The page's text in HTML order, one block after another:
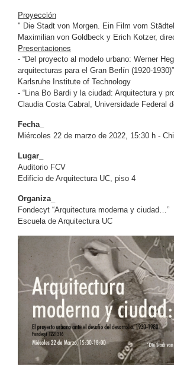
Proyección
" Die Stadt von Morgen. Ein Film vom
Maximilian von Goldbeck y Erich Kotzer,
Presentaciones
- “Del proyecto al modelo urbano: Werner
arquitecturas para el Gran Berlín (1920-
Karlsruhe Institute of Technology
- “Lina Bo Bardi y la ciudad: Arquitectura y
Claudia Costa Cabral, Universidade Federal
Fecha_
Miércoles 22 de marzo de 2022, 15:30 h -
Lugar_
Auditorio FCV
Edificio de Arquitectura UC, piso 4
Organiza_
Fondecyt “Arquitectura moderna y ciudad…”
Escuela de Arquitectura UC